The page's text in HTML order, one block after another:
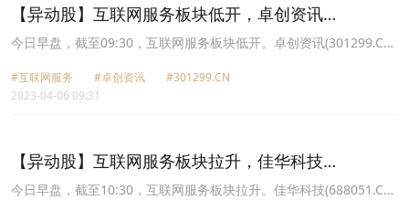
【异动股】互联网服务板块低开，卓创资讯
(301299.CN)跌8.23%
今日早盘，截至09:30，互联网服务板块低开。卓创资讯(301299.CN)
科技(688039.CN)跌5.33%报77.16元，博睿数据(688229.CN)跌
5.02%报64.58元，启明信息(002232.CN)跌4.85%报18.05元，海天
#互联网服务 #卓创资讯
#301299.CN
2023-04-06 09:31
【异动股】互联网服务板块拉升，佳华科技
(688051.CN)涨16.29%
今日早盘，截至10:30，互联网服务板块拉升。佳华科技(688051.CN)